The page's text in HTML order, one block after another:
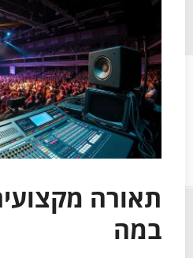
תאורה
במה